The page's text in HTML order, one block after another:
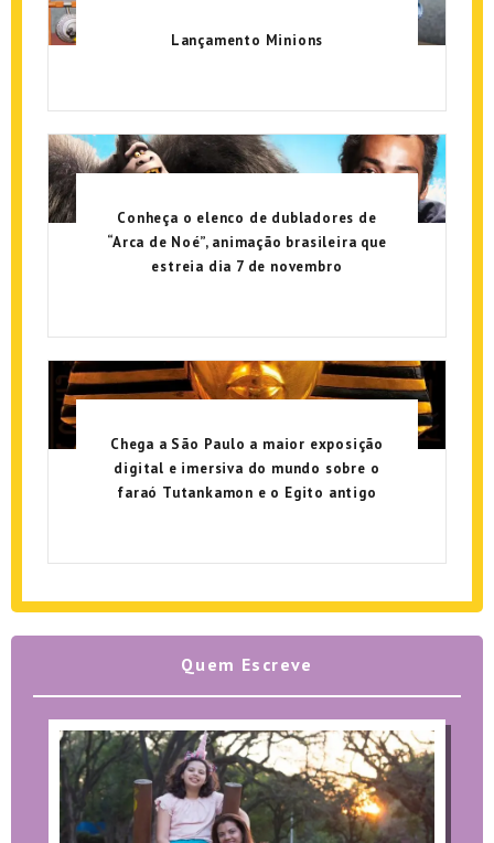
Lançamento Minions
Conheça o elenco de dubladores de
“Arca de Noé”, animação brasileira que
estreia dia 7 de novembro
Chega a São Paulo a maior exposição
digital e imersiva do mundo sobre o
faraó Tutankamon e o Egito antigo
Quem Escreve